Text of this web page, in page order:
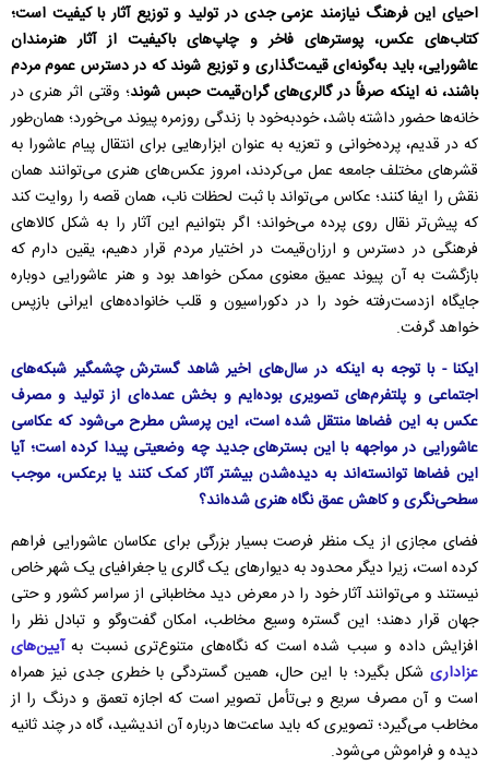
احیای این فرهنگ نیازمند عزمی جدی در تولید و توزیع آثار با کیفیت است؛
کتاب‌های عکس، پوسترهای فاخر و چاپ‌های باکیفیت از آثار هنرمندان
عاشورایی، باید به‌گونه‌ای قیمت‌گذاری و توزیع شوند که در دسترس عموم مردم
باشند، نه اینکه صرفاً در گالری‌های گران‌قیمت حبس شوند؛ وقتی اثر هنری در
خانه‌ها حضور داشته باشد، خودبه‌خود با زندگی روزمره پیوند می‌خورد؛ همان‌طور
که در قدیم، پرده‌خوانی و تعزیه به عنوان ابزارهایی برای انتقال پیام عاشورا به
قشرهای مختلف جامعه عمل می‌کردند، امروز عکس‌های هنری می‌توانند همان
نقش را ایفا کنند؛ عکاس می‌تواند با ثبت لحظات ناب، همان قصه را روایت کند
که پیش‌تر نقال روی پرده می‌خواند؛ اگر بتوانیم این آثار را به شکل کالا‌های
فرهنگی در دسترس و ارزان‌قیمت در اختیار مردم قرار دهیم، یقین دارم که
بازگشت به آن پیوند عمیق معنوی ممکن خواهد بود و هنر عاشورایی دوباره
جایگاه ازدست‌رفته خود را در دکوراسیون و قلب خانواده‌های ایرانی بازپس
خواهد گرفت.
ایکنا - با توجه به اینکه در سال‌های اخیر شاهد گسترش چشمگیر شبکه‌های
اجتماعی و پلتفرم‌های تصویری بوده‌ایم و بخش عمده‌ای از تولید و مصرف
عکس به این فضاها منتقل شده است، این پرسش مطرح می‌شود که عکاسی
عاشورایی در مواجهه با این بسترهای جدید چه وضعیتی پیدا کرده است؛ آیا
این فضاها توانسته‌اند به دیده‌شدن بیشتر آثار کمک کنند یا برعکس، موجب
سطحی‌نگری و کاهش عمق نگاه هنری شده‌اند؟
فضای مجازی از یک منظر فرصت بسیار بزرگی برای عکاسان عاشورایی فراهم
کرده است، زیرا دیگر محدود به دیوارهای یک گالری یا جغرافیای یک شهر خاص
نیستند و می‌توانند آثار خود را در معرض دید مخاطبانی از سراسر کشور و حتی
جهان قرار دهند؛ این گستره وسیع مخاطب، امکان گفت‌وگو و تبادل نظر را
افزایش داده و سبب شده است که نگاه‌های متنوع‌تری نسبت به آیین‌های
عزاداری شکل بگیرد؛ با این حال، همین گستردگی با خطری جدی نیز همراه
است و آن مصرف سریع و بی‌تأمل تصویر است که اجازه تعمق و درنگ را از
مخاطب می‌گیرد؛ تصویری که باید ساعت‌ها درباره آن اندیشید، گاه در چند ثانیه
دیده و فراموش می‌شود.